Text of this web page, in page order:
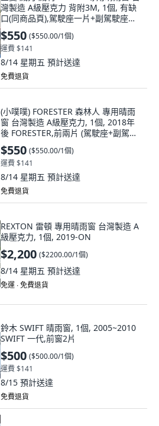
灣製造 A級壓克力 背附3M, 1個, 有缺
口(同商品頁),駕駛座一片+副駕駛座一
片
$550 ($550.00/1個)
運費 $141
8/14 星期五 預計送達
免費退貨
(小噗噗) FORESTER 森林人 專用晴雨
窗 台灣製造 A級壓克力, 1個, 2018年
後 FORESTER,前兩片 (駕駛座+副駕駛
座)
$550 ($550.00/1個)
運費 $141
8/14 星期五 預計送達
免費退貨
REXTON 雷頓 專用晴雨窗 台灣製造 A
級壓克力, 1個, 2019-ON
$2,200 ($2200.00/1個)
8/14 星期五 預計送達
免運 ∙ 免費退貨
鈴木 SWIFT 晴雨窗, 1個, 2005~2010
SWIFT 一代,前窗2片
$500 ($500.00/1個)
運費 $141
8/15 預計送達
免費退貨